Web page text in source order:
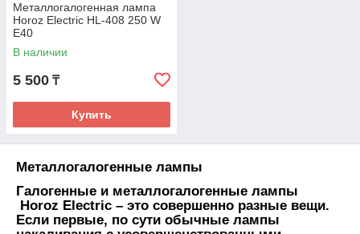
Металлогалогенная лампа
Horoz Electric HL-408 250 W
E40
В наличии
5 500 ₸
Купить
Металлогалогенные лампы
Галогенные и металлогалогенные лампы
Horoz Electric – это совершенно разные вещи.
Если первые, по сути обычные лампы